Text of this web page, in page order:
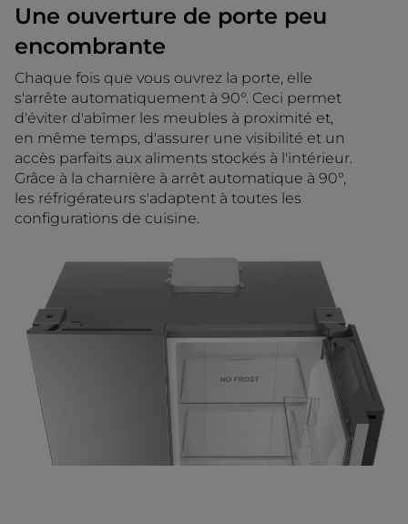
Une ouverture de porte peu
encombrante
Chaque fois que vous ouvrez la porte, elle
s'arrête automatiquement à 90°. Ceci permet
d'éviter d'abîmer les meubles à proximité et,
en même temps, d'assurer une visibilité et un
accès parfaits aux aliments stockés à l'intérieur.
Grâce à la charnière à arrêt automatique à 90°,
les réfrigérateurs s'adaptent à toutes les
configurations de cuisine.